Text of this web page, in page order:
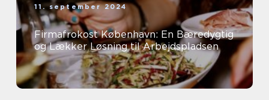
11. september 2024
Firmafrokost København: En Bæredygtig
og Lækker Løsning til Arbejdspladsen